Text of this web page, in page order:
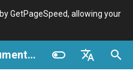
by GetPageSpeed, allowing your
NGINX Extras Documentation